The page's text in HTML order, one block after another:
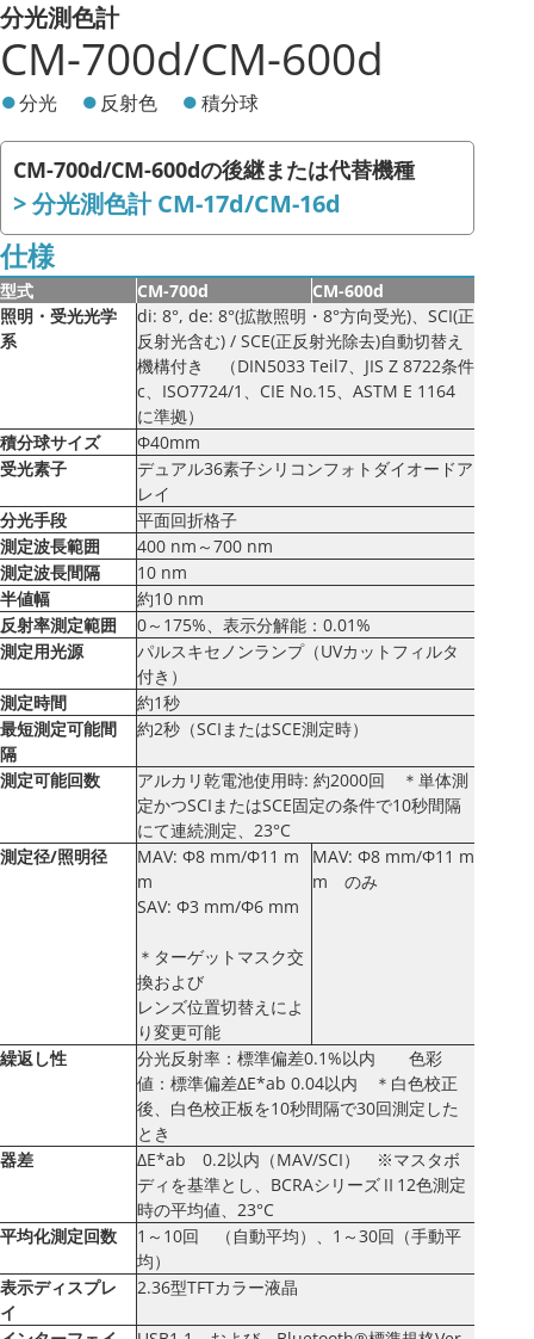
分光測色計
CM-700d/CM-600d
分光 反射色 積分球
CM-700d/CM-600dの後継または代替機種
分光測色計 CM-17d/CM-16d
仕様
型式 CM-700d
CM-600d
照明・受光光学
系
di: 8°, de: 8°(拡散照明・8°方向受光)、SCI(正
反射光含む) / SCE(正反射光除去)自動切替え
機構付き （DIN5033 Teil7、JIS Z 8722条件
c、ISO7724/1、CIE No.15、ASTM E 1164
に準拠）
積分球サイズ
Φ40mm
受光素子
デュアル36素子シリコンフォトダイオードア
レイ
分光手段
平面回折格子
測定波長範囲
400 nm～700 nm
測定波長間隔
10 nm
半値幅
約10 nm
反射率測定範囲
0～175%、表示分解能：0.01%
測定用光源
パルスキセノンランプ（UVカットフィルタ
付き）
測定時間
約1秒
最短測定可能間
隔
約2秒（SCIまたはSCE測定時）
測定可能回数
アルカリ乾電池使用時: 約2000回 ＊単体測
定かつSCIまたはSCE固定の条件で10秒間隔
にて連続測定、23°C
測定径/照明径
MAV: Φ8 mm/Φ11 m
m
SAV: Φ3 mm/Φ6 mm
＊ターゲットマスク交
換および
レンズ位置切替えによ
り変更可能
MAV: Φ8 mm/Φ11 m
m のみ
繰返し性
分光反射率：標準偏差0.1%以内 色彩
値：標準偏差ΔE*ab 0.04以内 ＊白色校正
後、白色校正板を10秒間隔で30回測定した
とき
器差
ΔE*ab 0.2以内（MAV/SCI） ※マスタボ
ディを基準とし、BCRAシリーズⅡ12色測定
時の平均値、23°C
平均化測定回数
1～10回 （自動平均）、1～30回（手動平
均）
表示ディスプレ
イ
2.36型TFTカラー液晶